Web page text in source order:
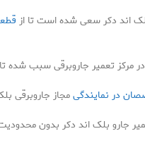
بلک اند دکر سعی شده است تا از
مرکز تعمیر جاروبرقی سبب
در نمایندگیمجاز جاروبرقی
جارو بلک اند دکر بدون